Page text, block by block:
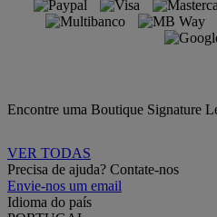
Encontre uma Boutique Signature
VER TODAS
Precisa de ajuda? Contate-nos
Envie-nos um email
Idioma do país